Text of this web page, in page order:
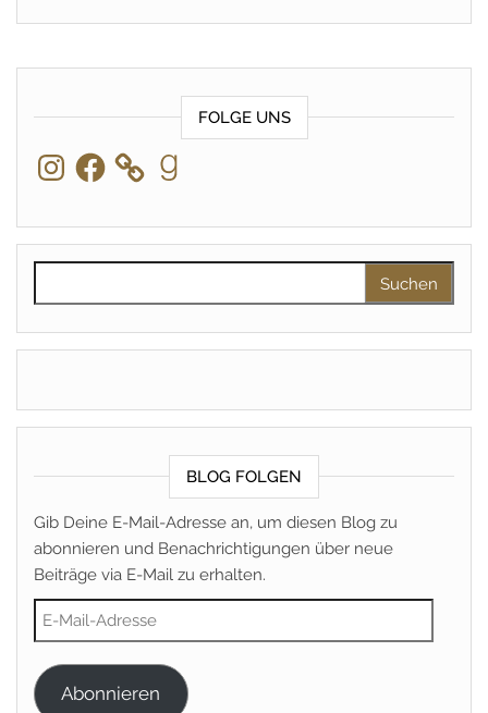
FOLGE UNS
InstagramFacebook Goodreads
BLOG FOLGEN
Gib Deine E-Mail-Adresse an, um diesen Blog zu
abonnieren und Benachrichtigungen über neue
Beiträge via E-Mail zu erhalten.
E-Mail-Adresse
Abonnieren